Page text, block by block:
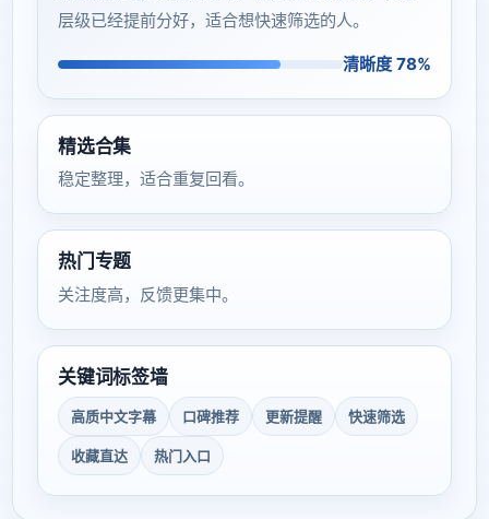
层级已经提前分好，适合想快速筛选的人。
清晰度 78%
精选合集
稳定整理，适合重复回看。
热门专题
关注度高，反馈更集中。
关键词标签墙
高质中文字幕 口碑推荐 更新提醒 快速筛选
收藏直达 热门入口